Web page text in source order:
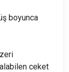
boyunca
ceket